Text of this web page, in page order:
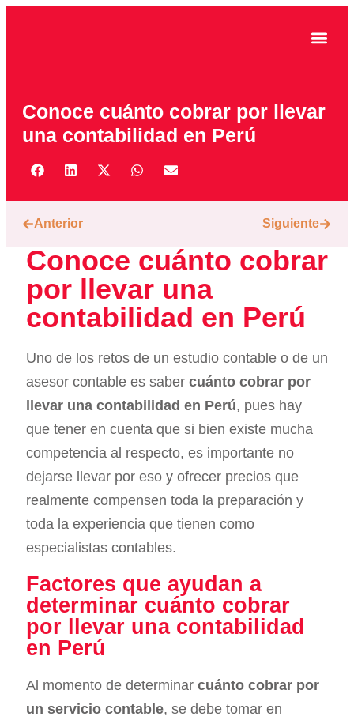
Conoce cuánto cobrar por llevar
una contabilidad en Perú
Conoce cuánto cobrar
por llevar una
contabilidad en Perú
Uno de los retos de un estudio contable o de un
asesor contable es saber cuánto cobrar por
llevar una contabilidad en Perú, pues hay
que tener en cuenta que si bien existe mucha
competencia al respecto, es importante no
dejarse llevar por eso y ofrecer precios que
realmente compensen toda la preparación y
toda la experiencia que tienen como
especialistas contables.
Factores que ayudan a
determinar cuánto cobrar
por llevar una contabilidad
en Perú
Al momento de determinar cuánto cobrar por
un servicio contable, se debe tomar en
Anterior Siguiente